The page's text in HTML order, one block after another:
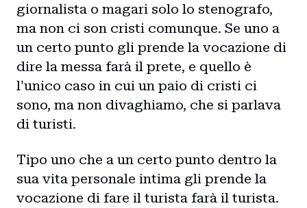
giornalista o magari solo lo stenografo,
ma non ci son cristi comunque. Se uno a
un certo punto gli prende la vocazione di
dire la messa farà il prete, e quello è
l'unico caso in cui un paio di cristi ci
sono, ma non divaghiamo, che si parlava
di turisti.
Tipo uno che a un certo punto dentro la
sua vita personale intima gli prende la
vocazione di fare il turista farà il turista.